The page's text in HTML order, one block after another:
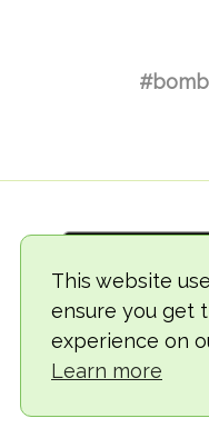
This website
ensure you get
experience on
Learn more
© 2018-2026 TheVegCat